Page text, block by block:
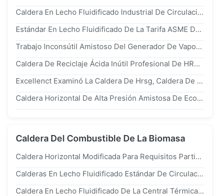
Caldera En Lecho Fluidificado Industrial De Circulación De La Eficacia Alta Para La Central Eléctrica
Estándar En Lecho Fluidificado De La Tarifa ASME De La Desulfurización De Circulación De La Caldera De La Agua Caliente CFB Alto
Trabajo Inconsútil Amistoso Del Generador De Vapor De La Recuperación De Calor De Eco Hrsg Buen Eficiente
Caldera De Reciclaje Ácida Inútil Profesional De HRSG Con Estándar Del Tablero Nacional De ASME
Excellenct Examinó La Caldera De Hrsg, Caldera De Calor Residual Con Vida De Servicio Larga
Caldera Horizontal De Alta Presión Amistosa De Eco CFB Para La Industria O La Central Eléctrica
Caldera Del Combustible De La Biomasa
Caldera Horizontal Modificada Para Requisitos Particulares De La Pelotilla De La Biomasa Para La Central Eléctrica Y La Industria
Calderas En Lecho Fluidificado Estándar De Circulación De La Biomasa De ASME, Caldera De Agua Caliente Eléctrica
Caldera En Lecho Fluidificado De La Central Térmica De Carbón De Circulación 130t/H Con La Circulación Natural